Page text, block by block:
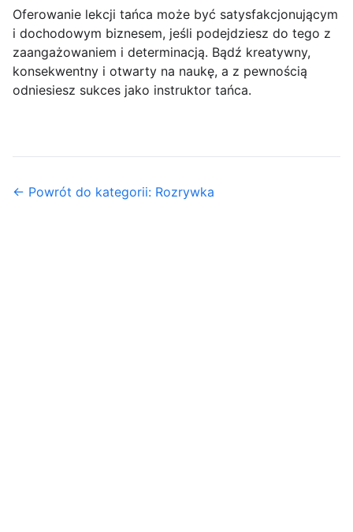
Oferowanie lekcji tańca może być satysfakcjonującym
i dochodowym biznesem, jeśli podejdziesz do tego z
zaangażowaniem i determinacją. Bądź kreatywny,
konsekwentny i otwarty na naukę, a z pewnością
odniesiesz sukces jako instruktor tańca.
← Powrót do kategorii: Rozrywka